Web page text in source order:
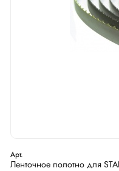
Арт.
Ленточное полотно для